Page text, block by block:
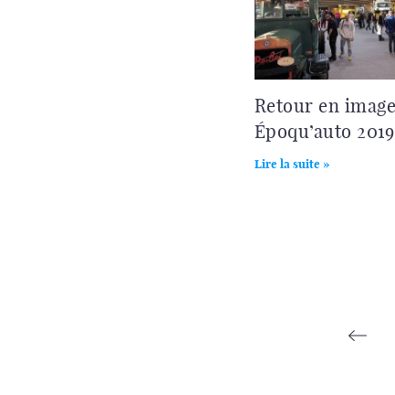
Retour en
Époqu’auto
Lire la suite »